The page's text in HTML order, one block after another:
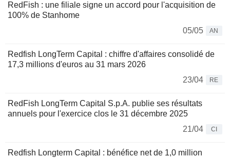
RedFish : une filiale signe un accord pour l'acquisition de
100% de Stanhome
05/05
AN
Redfish LongTerm Capital : chiffre d'affaires consolidé de
17,3 millions d'euros au 31 mars 2026
23/04
RE
RedFish LongTerm Capital S.p.A. publie ses résultats
annuels pour l'exercice clos le 31 décembre 2025
21/04
CI
Redfish Longterm Capital : bénéfice net de 1,0 million